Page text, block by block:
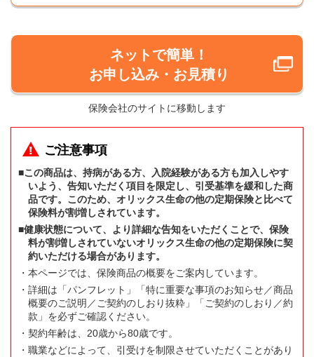
ネットで簡単！
お申し込み・お見積り
保険会社のサイトに移動します
ご注意事項
■この商品は、持病がある方、入院経験がある方も加入しやす
いよう、告知いただく項目を限定し、引受基準を緩和した商
品です。このため、オリックス生命の他の定期保険と比べて
保険料が割増しされています。
■健康状態について、より詳細な告知をいただくことで、保険
料が割増しされていないオリックス生命の他の定期保険に契
約いただける場合があります。
・本ページでは、保険商品の概要をご案内しています。
・詳細は「パンフレット」「特に重要な事項のお知らせ／商品
概要のご説明／ご契約のしおり抜粋」「ご契約のしおり／約
款」を必ずご確認ください。
・契約年齢は、20歳から80歳です。
・職業などによって、引受けを制限させていただくことがあり